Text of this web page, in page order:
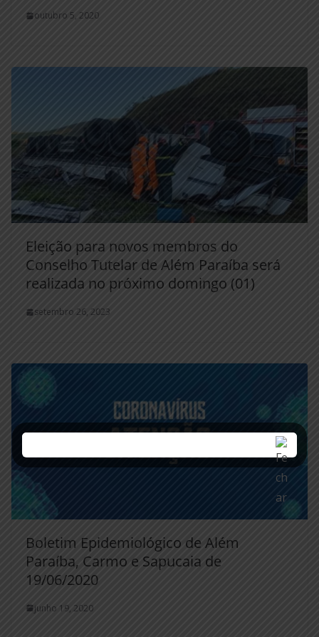
outubro 5, 2020
Eleição para novos membros do
Conselho Tutelar de Além Paraíba será
realizada no próximo domingo (01)
setembro 26, 2023
Boletim Epidemiológico de Além
Paraíba, Carmo e Sapucaia de
19/06/2020
junho 19, 2020